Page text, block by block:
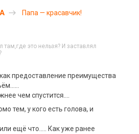
Папа — красавчик!
там,где это нельзя? И заставлял
предоставление преимущества
чем спустится….
тем, у кого есть голова, и
ещё что….. Как уже ранее